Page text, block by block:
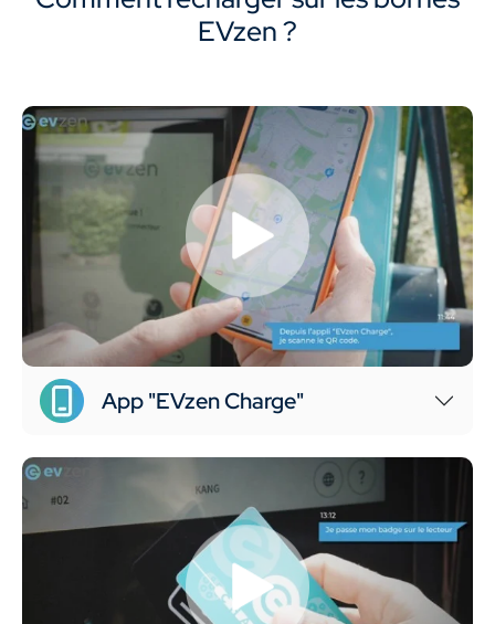
EVzen ?
App "EVzen Charge"